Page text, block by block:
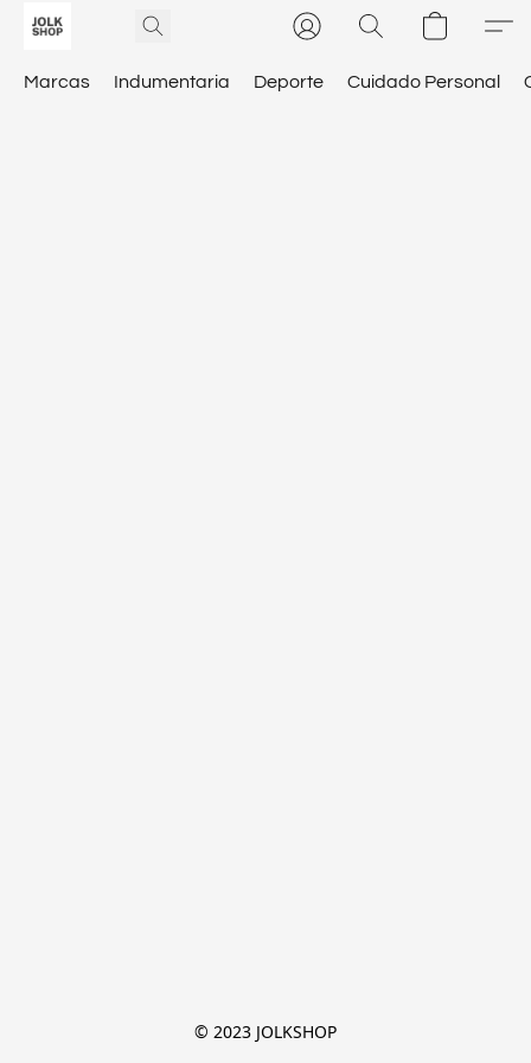
Marcas Indumentaria Deporte Cuidado Personal
© 2023 JOLKSHOP